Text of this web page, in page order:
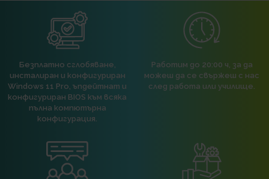
Безплатно сглобяване,
инсталиран и конфигуриран
Windows 11 Pro, ъпдейтнат и
конфигуриран BIOS към всяка
пълна компютърна
конфигурация.
Работим до 20:00 ч, за да
можеш да се свържеш с нас
след работа или училище.